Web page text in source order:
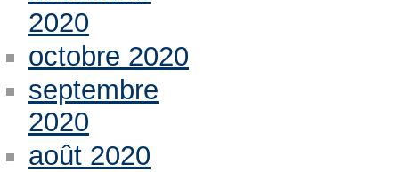
2020
octobre 2020
septembre
2020
août 2020